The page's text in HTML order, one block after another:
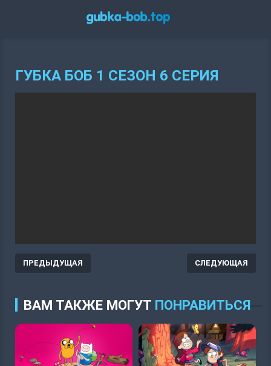
ГУБКА БОБ 1 СЕЗОН 6 СЕРИЯ
ПРЕДЫДУЩАЯ СЛЕДУЮЩАЯ
ВАМ ТАКЖЕ МОГУТ ПОНРАВИТЬСЯ